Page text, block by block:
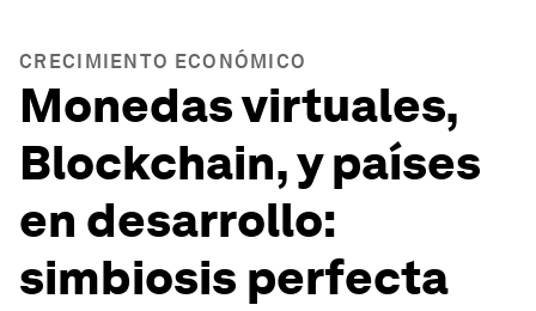
CRECIMIENTO ECONÓMICO
Monedas virtuales,
Blockchain, y países
en desarrollo:
simbiosis perfecta